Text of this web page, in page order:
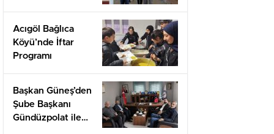
Değerlendirmesi
Acıgöl Bağlıca
Köyü’nde İftar
Programı
Başkan Güneş’den
Şube Başkanı
Gündüzpolat ile